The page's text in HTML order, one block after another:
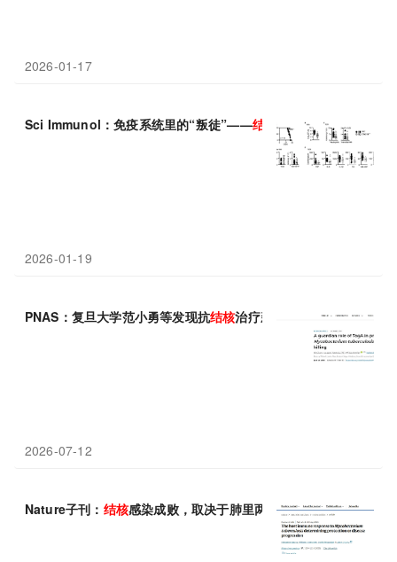
2026-01-17
Sci Immunol：免疫系统里的“叛徒”——结核菌如何“策反”机体的
2026-01-19
PNAS：复旦大学范小勇等发现抗结核治疗新靶点：靶向TagA阻
2026-07-12
Nature子刊： 结核感染成败，取决于肺里两类细胞的“势力消长”